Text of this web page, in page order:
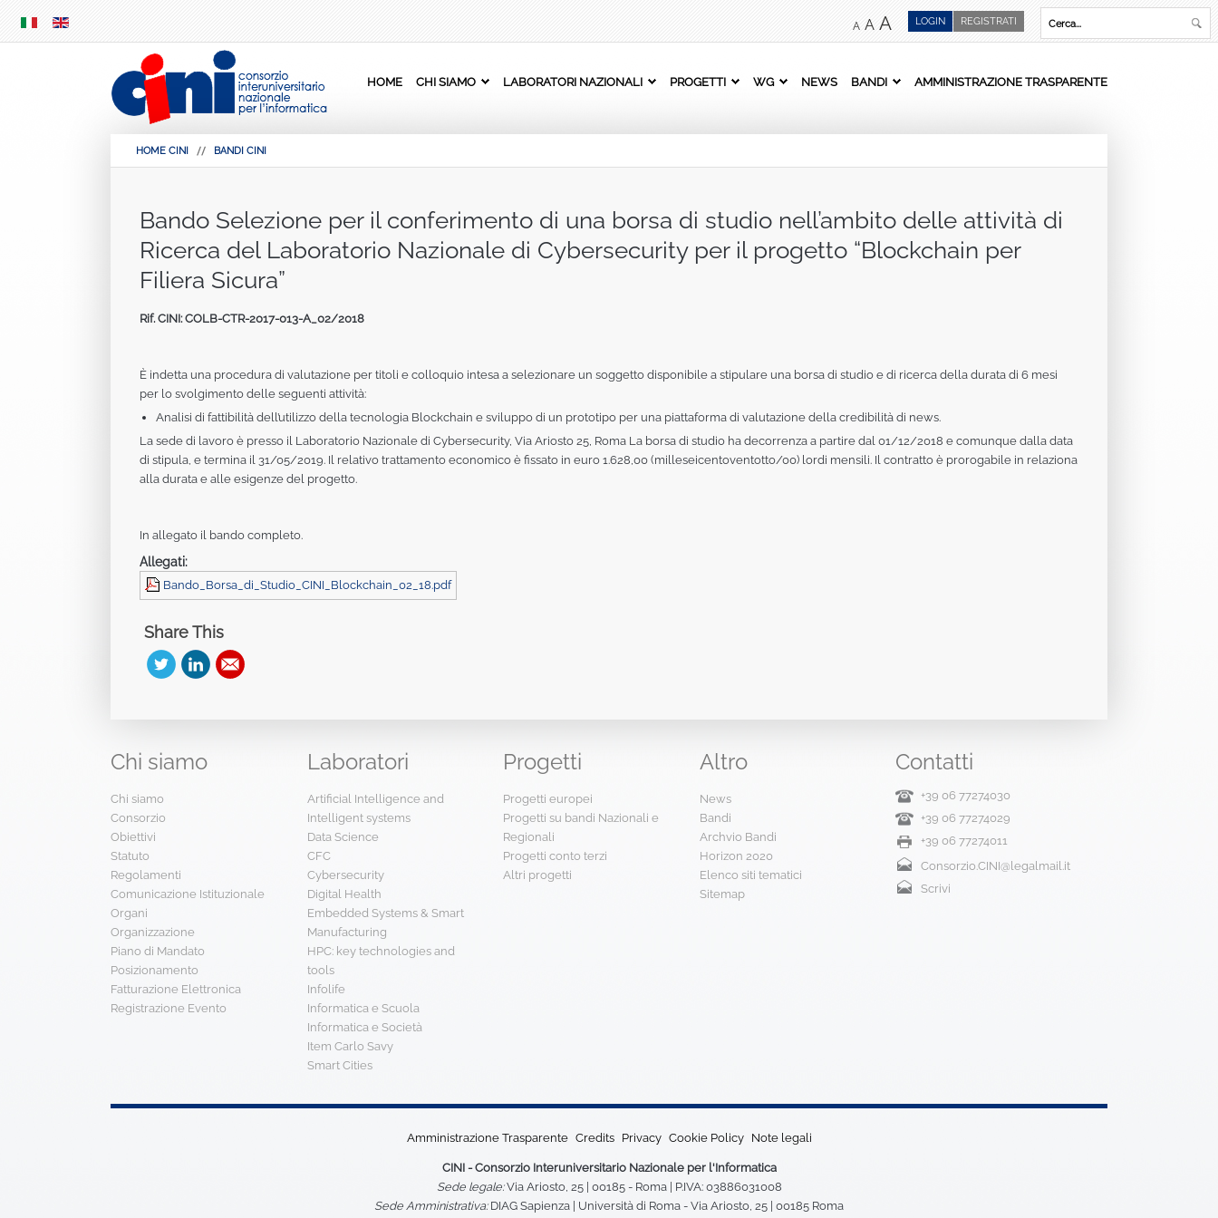
MENU
REGISTRATI
LOGIN
A A A
HOME CHI SIAMO LABORATORI NAZIONALI PROGETTI WG NEWS BANDI AMMINISTRAZIONE TRASPARENTE
HOME CINI BANDI CINI
Bando Selezione per il conferimento di una borsa di studio nell’ambito delle attività di
Ricerca del Laboratorio Nazionale di Cybersecurity per il progetto “Blockchain per
Filiera Sicura”
Rif. CINI: COLB‐CTR‐2017‐013‐A_02/2018
È indetta una procedura di valutazione per titoli e colloquio intesa a selezionare un soggetto disponibile a stipulare una borsa di studio e di ricerca della durata di 6 mesi
per lo svolgimento delle seguenti attività:
Analisi di fattibilità dell’utilizzo della tecnologia Blockchain e sviluppo di un prototipo per una piattaforma di valutazione della credibilità di news.
La sede di lavoro è presso il Laboratorio Nazionale di Cybersecurity, Via Ariosto 25, Roma La borsa di studio ha decorrenza a partire dal 01/12/2018 e comunque dalla data
di stipula, e termina il 31/05/2019. Il relativo trattamento economico è fissato in euro 1.628,00 (milleseicentoventotto/00) lordi mensili. Il contratto è prorogabile in relaziona
alla durata e alle esigenze del progetto.
In allegato il bando completo.
Allegati:
Bando_Borsa_di_Studio_CINI_Blockchain_02_18.pdf
Share This
Chi siamo
Chi siamo
Consorzio
Obiettivi
Statuto
Regolamenti
Comunicazione Istituzionale
Organi
Organizzazione
Piano di Mandato
Posizionamento
Fatturazione Elettronica
Registrazione Evento
Laboratori
Artificial Intelligence and
Intelligent systems
Data Science
CFC
Cybersecurity
Digital Health
Embedded Systems & Smart
Manufacturing
HPC: key technologies and
tools
Infolife
Informatica e Scuola
Informatica e Società
Item Carlo Savy
Smart Cities
Progetti
Progetti europei
Progetti su bandi Nazionali e
Regionali
Progetti conto terzi
Altri progetti
Altro
News
Bandi
Archvio Bandi
Horizon 2020
Elenco siti tematici
Sitemap
Contatti
+39 06 77274030
+39 06 77274029
+39 06 77274011
Consorzio.CINI@legalmail.it
Scrivi
Amministrazione Trasparente Credits Privacy Cookie Policy Note legali
CINI - Consorzio Interuniversitario Nazionale per l'Informatica
Sede legale:Via Ariosto, 25 | 00185 - Roma | P.IVA: 03886031008
Sede Amministrativa:DIAG Sapienza | Università di Roma - Via Ariosto, 25 | 00185 Roma